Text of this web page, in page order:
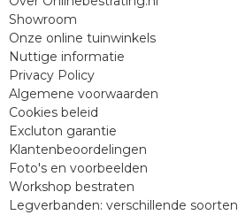
Showroom
Onze online tuinwinkels
Nuttige informatie
Privacy Policy
Algemene voorwaarden
Cookies beleid
Excluton garantie
Klantenbeoordelingen
Foto's en voorbeelden
Workshop bestraten
Legverbanden: verschillende soorten